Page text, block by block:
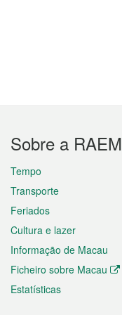
Sobre a RAEM
Tempo
Transporte
Feriados
Cultura e lazer
Informação de Macau
Ficheiro sobre Macau
Estatísticas